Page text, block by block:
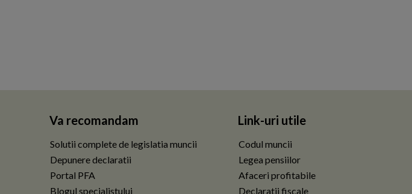
Va recomandam
Solutii complete de legislatia muncii
Depunere declaratii
Portal PFA
Blogul specialistului
Link-uri utile
Codul muncii
Legea pensiilor
Afaceri profitabile
Declaratii fiscale